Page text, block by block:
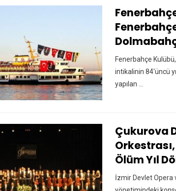
Fenerbahçe
intikalinin 84'üncü
yapılan ...
Çukurova
Ölüm Yıl
İzmir Devlet Opera